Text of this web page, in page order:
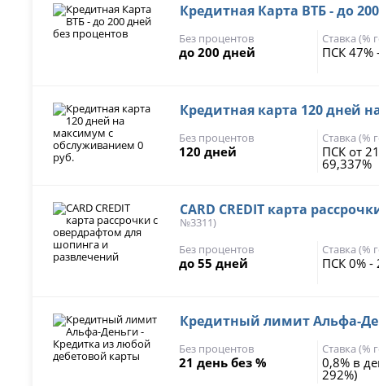
Кредитная Карта ВТБ - до
Без процентов
до 200 дней
Ставка (%
ПСК 47%
Кредитная карта 120 дней
Без процентов
120 дней
Ставка (%
ПСК от
69,337%
CARD CREDIT карта
№3311)
Без процентов
до 55 дней
Ставка (%
ПСК 0% -
Кредитный лимит Альфа-
Без процентов
21 день без %
Ставка (%
0,8% в
292%)